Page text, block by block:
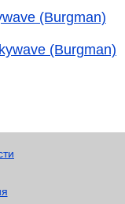
(Burgman)
(Burgman)